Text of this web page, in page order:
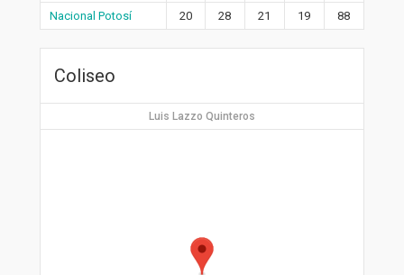
Nacional Potosí
20 28 21 19 88
Coliseo
Luis Lazzo Quinteros